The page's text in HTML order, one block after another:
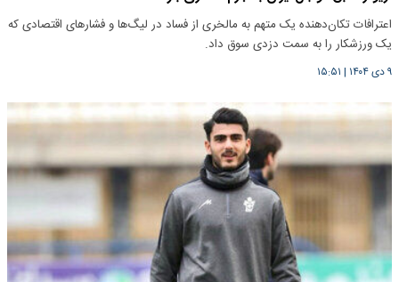
اعترافات تکان‌دهنده یک متهم به مالخری از فساد در لیگ‌ها و فشارهای اقتصادی که
یک ورزشکار را به سمت دزدی سوق داد.
۹ دی ۱۴۰۴ | ۱۵:۵۱